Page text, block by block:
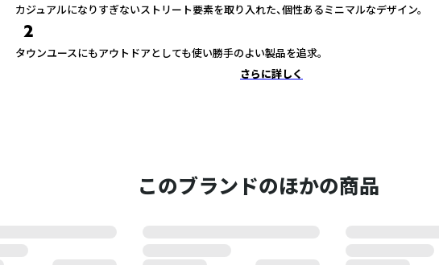
カジュアルになりすぎないストリート要素を取り入れた、個性あるミニマルなデザイン。
2
タウンユースにもアウトドアとしても使い勝手のよい製品を追求。
さらに詳しく
このブランドのほかの商品